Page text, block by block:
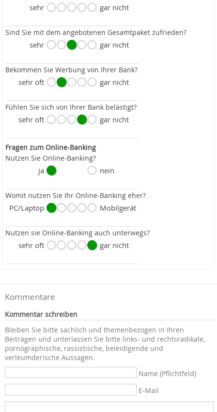
sehr gar nicht
Sind Sie mit dem angebotenen Gesamtpaket zufrieden?
sehr gar nicht
Bekommen Sie Werbung von Ihrer Bank?
sehr oft gar nicht
Fühlen Sie sich von Ihrer Bank belästigt?
sehr oft gar nicht
Fragen zum Online-Banking
Nutzen Sie Online-Banking?
ja nein
Womit nutzen Sie Ihr Online-Banking eher?
PC/Laptop Mobilgerät
Nutzen sie Online-Banking auch unterwegs?
sehr oft gar nicht
Kommentare
Kommentar schreiben
Bleiben Sie bitte sachlich und themenbezogen in Ihren
Beiträgen und unterlassen Sie bitte links- und rechtsradikale,
pornographische, rassistische, beleidigende und
verleumderische Aussagen.
Name (Pflichtfeld)
E-Mail